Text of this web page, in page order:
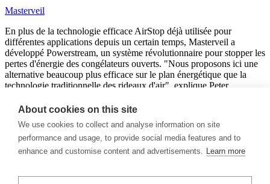
Masterveil
En plus de la technologie efficace AirStop déjà utilisée pour
différentes applications depuis un certain temps, Masterveil a
développé Powerstream, un système révolutionnaire pour stopper les
pertes d'énergie des congélateurs ouverts. "Nous proposons ici une
alternative beaucoup plus efficace sur le plan énergétique que la
technologie traditionnelle des rideaux d'air", explique Peter
About cookies on this site
We use cookies to collect and analyse information on site
performance and usage, to provide social media features and to
enhance and customise content and advertisements. Learn more